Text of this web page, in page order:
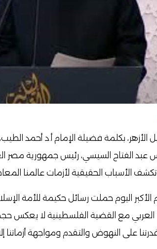
بكلمة فضيلة الإمام أ.د أحمد الطيب،
عبد الفتاح السيسي، رئيس جمهورية مصر
الأسباب الحقيقية لأزمات عالمنا
الأكبر اليوم حملت رسائل حكيمة للأمة
العربي مع القضية الفلسطينية لا يعكس
على النهوض والتقدم ومواجهة أزماتنا